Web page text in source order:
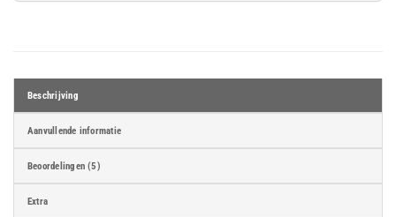
Beschrijving
Aanvullende informatie
Beoordelingen (5)
Extra